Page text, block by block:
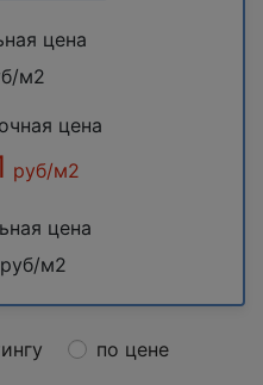
цена
м2
цена
руб/м2
цена
руб/м2
по цене